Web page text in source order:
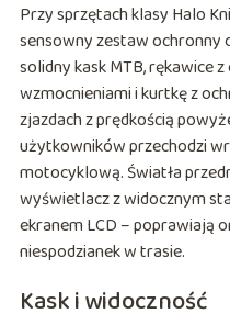
Przy sprzętach klasy Halo
sensowny zestaw ochronny
solidny kask MTB, rękawice
wzmocnieniami i kurtkę z
zjazdach z prędkością
użytkowników przechodzi
motocyklową. Światła
wyświetlacz z widocznym
ekranem LCD – poprawiają
niespodzianek w trasie.
Kask i widoczność